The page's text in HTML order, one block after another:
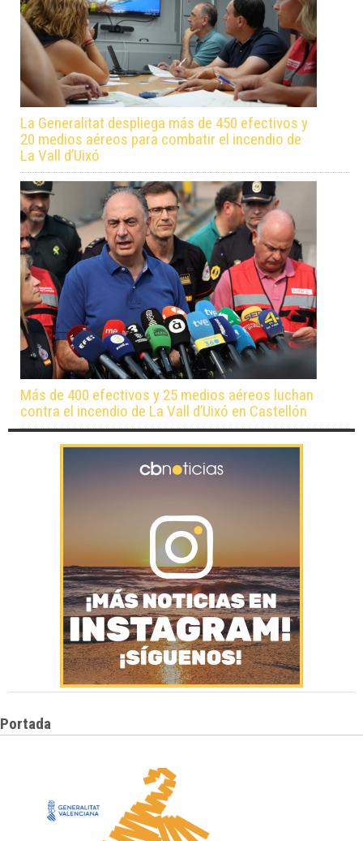
La Generalitat despliega más de 450 efectivos y
20 medios aéreos para combatir el incendio de
La Vall d’Uixó
Más de 400 efectivos y 25 medios aéreos luchan
contra el incendio de La Vall d’Uixó en Castellón
Portada